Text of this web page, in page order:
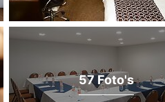
57 Foto's